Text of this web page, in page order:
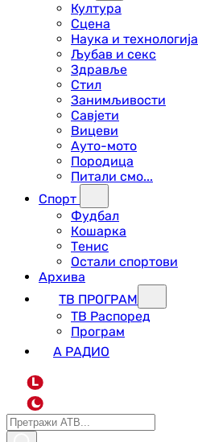
Култура
Сцена
Наука и технологија
Љубав и секс
Здравље
Стил
Занимљивости
Савјети
Вицеви
Ауто-мото
Породица
Питали смо...
Спорт
Фудбал
Кошарка
Тенис
Остали спортови
Архива
ТВ ПРОГРАМ
ТВ Распоред
Програм
А РАДИО
L